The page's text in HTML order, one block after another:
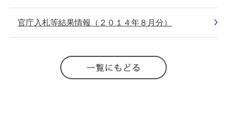
官庁入札等結果情報（２０１４年８月分）